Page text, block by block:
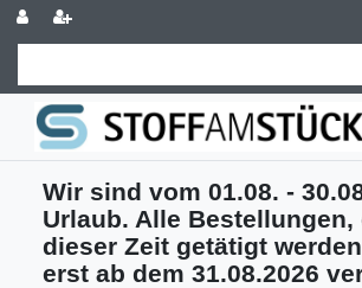
Wir sind vom 01.08. -
Urlaub. Alle Bestellungen,
dieser Zeit getätigt
erst ab dem 31.08.2026